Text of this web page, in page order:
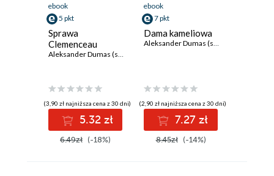
ebook
5 pkt
Sprawa
Clemenceau
(3,90 zł najniższa cena z 30 dni)
5.32 zł
6.49zł (-18%)
ebook
7 pkt
Dama kameliowa
(2,90 zł najniższa cena z 30 dni)
7.27 zł
8.45zł (-14%)